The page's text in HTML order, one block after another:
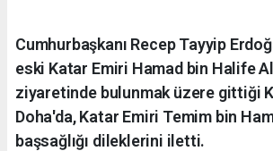
Cumhurbaşkanı Recep Tayyip
eski Katar Emiri Hamad bin Halife
ziyaretinde bulunmak üzere gittiği
Doha'da, Katar Emiri Temim bin
başsağlığı dileklerini iletti.